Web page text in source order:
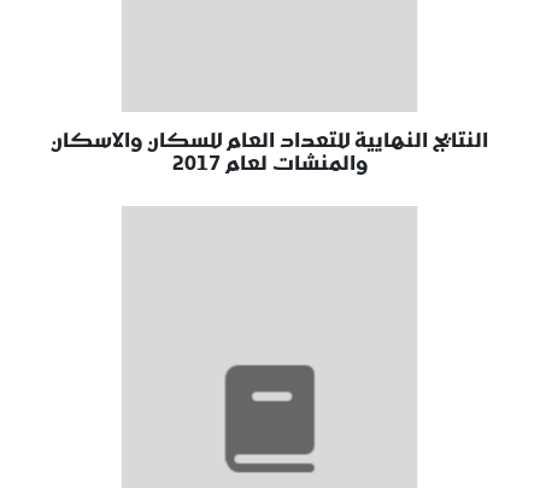
النتايج النهايية للتعداد العام للسكان والاسكان
والمنشات لعام 2017